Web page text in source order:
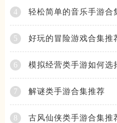
4 轻松简单的音乐手游合
5 好玩的冒险游戏合集推
6 模拟经营类手游如何选
7 解谜类手游合集推荐
8 古风仙侠类手游合集推